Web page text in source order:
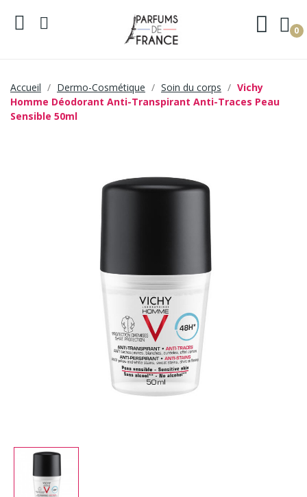
0
Accueil Dermo-Cosmétique Soin du corps
Vichy
Homme Déodorant Anti-Transpirant Anti-Traces Peau
Sensible 50ml